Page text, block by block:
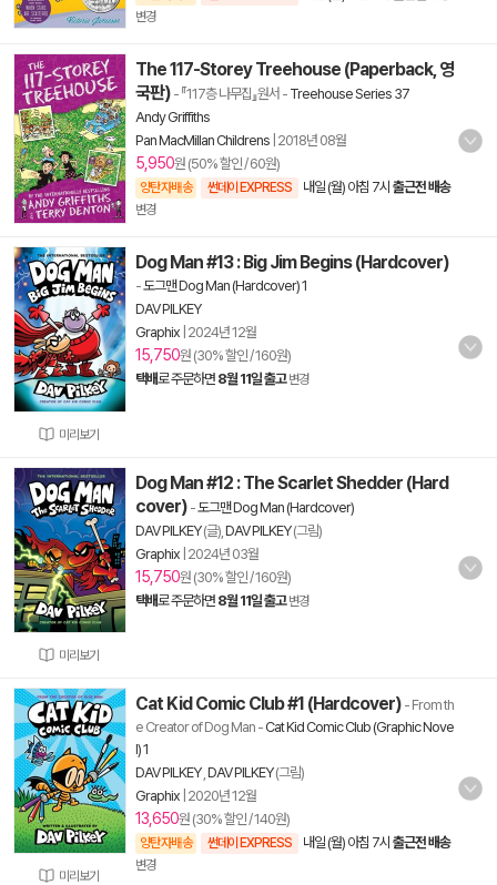
변경
The 117-Storey Treehouse (Paperback, 영
국판) - 『117층 나무집』원서 - Treehouse Series 37
Andy Griffiths
Pan MacMillan Childrens 2018년 08월
5,950원 (50% 할인 / 60원)
양탄자배송 썬데이 EXPRESS 내일 (월) 아침 7시 출근전 배송
변경
미리보기
Dog Man #13 : Big Jim Begins (Hardcover)
-도그맨 Dog Man (Hardcover) 1
DAV PILKEY
Graphix 2024년 12월
15,750원 (30% 할인 / 160원)
택배로 주문하면 8월 11일 출고 변경
미리보기
Dog Man #12 : The Scarlet Shedder (Hard
cover) -도그맨 Dog Man (Hardcover)
DAV PILKEY(글), DAV PILKEY(그림)
Graphix 2024년 03월
15,750원 (30% 할인 / 160원)
택배로 주문하면 8월 11일 출고 변경
미리보기
Cat Kid Comic Club #1 (Hardcover) - From th
e Creator of Dog Man -Cat Kid Comic Club (Graphic Nove
l) 1
DAV PILKEY, DAV PILKEY(그림)
Graphix 2020년 12월
13,650원 (30% 할인 / 140원)
양탄자배송 썬데이 EXPRESS 내일 (월) 아침 7시 출근전 배송
변경